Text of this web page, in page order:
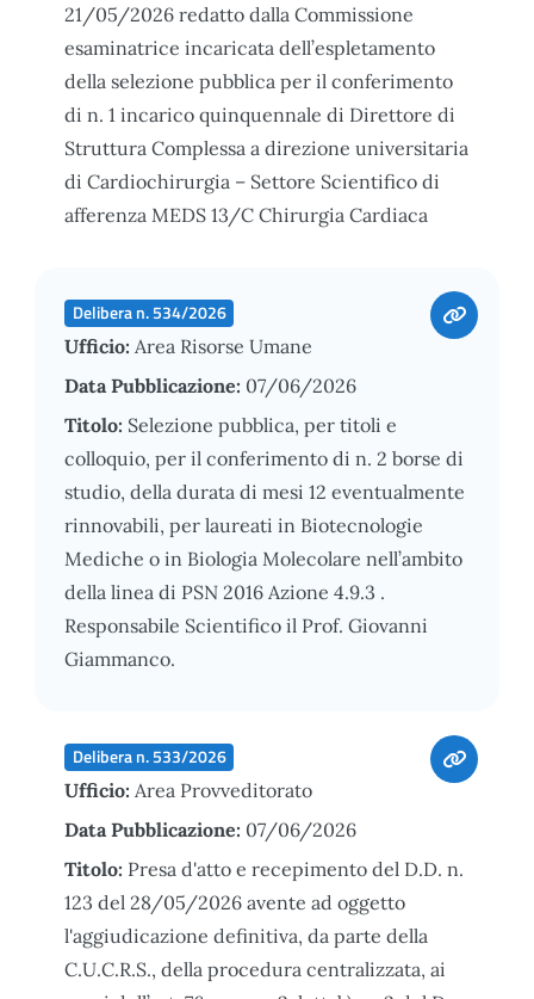
21/05/2026 redatto dalla Commissione
esaminatrice incaricata dell’espletamento
della selezione pubblica per il conferimento
di n. 1 incarico quinquennale di Direttore di
Struttura Complessa a direzione universitaria
di Cardiochirurgia – Settore Scientifico di
afferenza MEDS 13/C Chirurgia Cardiaca
Delibera n. 534/2026
Ufficio: Area Risorse Umane
Data Pubblicazione: 07/06/2026
Titolo: Selezione pubblica, per titoli e
colloquio, per il conferimento di n. 2 borse di
studio, della durata di mesi 12 eventualmente
rinnovabili, per laureati in Biotecnologie
Mediche o in Biologia Molecolare nell’ambito
della linea di PSN 2016 Azione 4.9.3 .
Responsabile Scientifico il Prof. Giovanni
Giammanco.
Delibera n. 533/2026
Ufficio: Area Provveditorato
Data Pubblicazione: 07/06/2026
Titolo: Presa d'atto e recepimento del D.D. n.
123 del 28/05/2026 avente ad oggetto
l'aggiudicazione definitiva, da parte della
C.U.C.R.S., della procedura centralizzata, ai